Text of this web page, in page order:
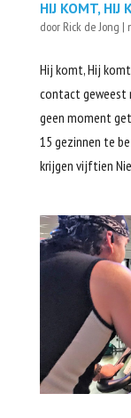
HIJ KOMT, HIJ
door Rick de Jong |
Hij komt, Hij
contact geweest
geen moment
15 gezinnen te
krijgen vijftien